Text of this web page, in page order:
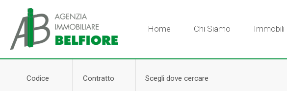
Home Chi Siamo Immobili
Codice
Contratto
Scegli dove cercare